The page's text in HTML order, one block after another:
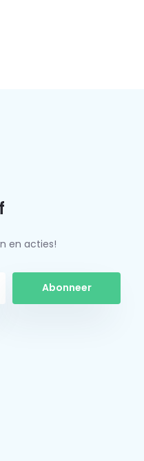
en acties!
Abonneer